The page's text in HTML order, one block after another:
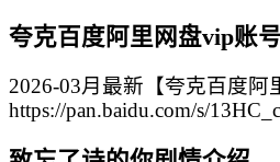
夸克百度阿里网盘vip账
2026-03月最新【夸克百度
https://pan.baidu.com/s/